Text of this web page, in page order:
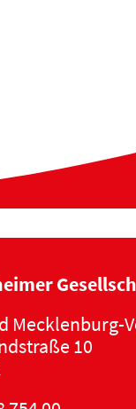
Mecklenburg-
10